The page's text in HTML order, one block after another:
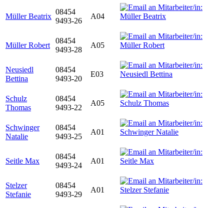
Müller Beatrix
08454
9493-26
A04
Müller Robert
08454
9493-28
A05
Neusiedl
Bettina
08454
9493-20
E03
Schulz
Thomas
08454
9493-22
A05
Schwinger
Natalie
08454
9493-25
A01
Seitle Max
08454
9493-24
A01
Stelzer
Stefanie
08454
9493-29
A01